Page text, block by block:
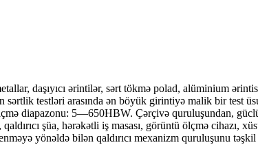
daşıyıcı ərintilər, sərt tökmə polad, alüminium
testləri arasında ən böyük girintiyə malik bir test
diapazonu: 5—650HBW. Çərçivə quruluşundan,
şüa, hərəkətli iş masası, görüntü ölçmə cihazı,
yönəldə bilən qaldırıcı mexanizm quruluşunu